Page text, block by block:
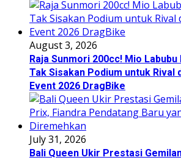
August 3, 2026
Raja Sunmori 200cc! Mio
Tak Sisakan Podium untuk Rival
Event 2026 DragBike
July 31, 2026
Bali Queen Ukir Prestasi